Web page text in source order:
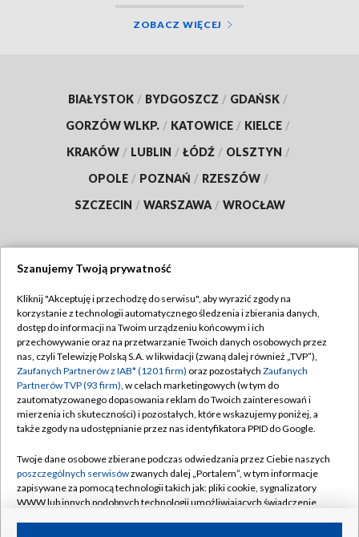
ZOBACZ WIĘCEJ
BIAŁYSTOK / BYDGOSZCZ / GDAŃSK /
GORZÓW WLKP. / KATOWICE / KIELCE /
KRAKÓW / LUBLIN / ŁÓDŹ / OLSZTYN /
OPOLE / POZNAŃ / RZESZÓW /
SZCZECIN / WARSZAWA / WROCŁAW
TVP
Abonament TVP
Emisja w TVP
Centrum informacji TVP
Naziemna Telewizja Cyfrowa
Rada Programowa
System NOS
Informacje o nadawcy
Regulamin TVP
Polityka prywatności
Moje zgody
Pomoc
Kontakt
Kanały
Szanujemy Twoją prywatność
Kliknij "Akceptuję i przechodzę do serwisu", aby wyrazić zgody na
korzystanie z technologii automatycznego śledzenia i zbierania danych,
dostęp do informacji na Twoim urządzeniu końcowym i ich
przechowywanie oraz na przetwarzanie Twoich danych osobowych przez
nas, czyli Telewizję Polską S.A. w likwidacji (zwaną dalej również „TVP”),
Zaufanych Partnerów z IAB* (1201 firm) oraz pozostałych Zaufanych
Partnerów TVP (93 firm), w celach marketingowych (w tym do
zautomatyzowanego dopasowania reklam do Twoich zainteresowań i
mierzenia ich skuteczności) i pozostałych, które wskazujemy poniżej, a
także zgody na udostępnianie przez nas identyfikatora PPID do Google.
Twoje dane osobowe zbierane podczas odwiedzania przez Ciebie naszych
poszczególnych serwisówzwanych dalej „Portalem”, w tym informacje
zapisywane za pomocą technologii takich jak: pliki cookie, sygnalizatory
WWW lub innych podobnych technologii umożliwiających świadczenie